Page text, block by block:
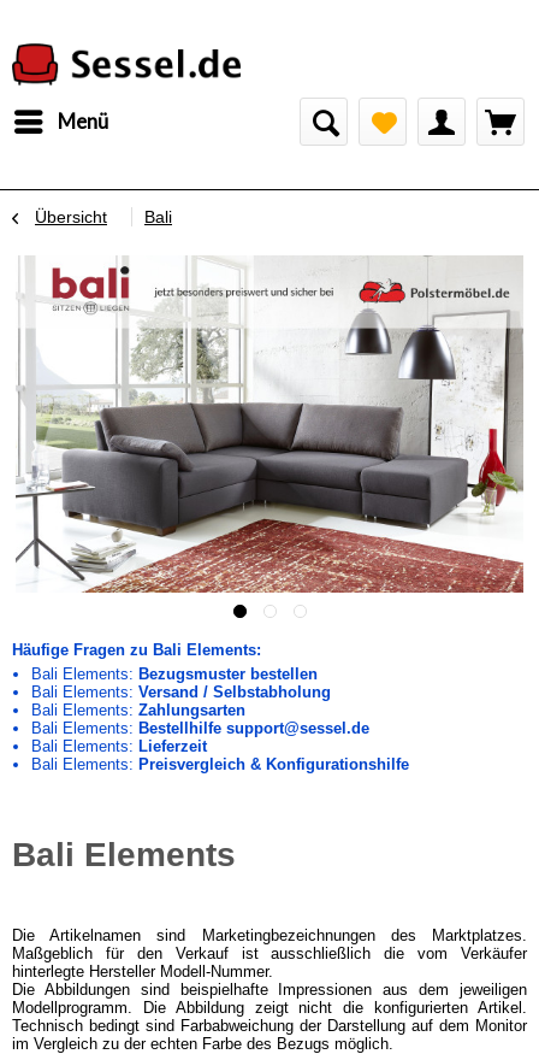
Menü
Übersicht Bali
Häufige Fragen zu Bali Elements:
Bali Elements: Bezugsmuster bestellen
Bali Elements: Versand / Selbstabholung
Bali Elements: Zahlungsarten
Bali Elements: Bestellhilfe support@sessel.de
Bali Elements: Lieferzeit
Bali Elements: Preisvergleich & Konfigurationshilfe
Bali Elements
Die Artikelnamen sind Marketingbezeichnungen des Marktplatzes.
Maßgeblich für den Verkauf ist ausschließlich die vom Verkäufer
hinterlegte Hersteller Modell-Nummer.
Die Abbildungen sind beispielhafte Impressionen aus dem jeweiligen
Modellprogramm. Die Abbildung zeigt nicht die konfigurierten Artikel.
Technisch bedingt sind Farbabweichung der Darstellung auf dem Monitor
im Vergleich zu der echten Farbe des Bezugs möglich.